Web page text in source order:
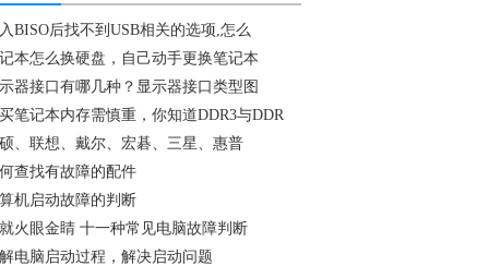
BISO后找不到USB相关的选项,怎么
本怎么换硬盘，自己动手更换笔记本
器接口有哪几种？显示器接口类型图
笔记本内存需慎重，你知道DDR3与DDR
、联想、戴尔、宏碁、三星、惠普
查找有故障的配件
机启动故障的判断
火眼金睛 十一种常见电脑故障判断
电脑启动过程，解决启动问题